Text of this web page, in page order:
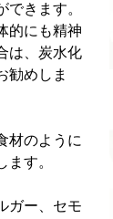
きます。
的にも精神
は、炭水化
勧めしま
材のように
す。
ガー、セモ